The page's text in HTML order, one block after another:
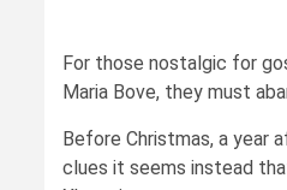
For those nostalgic for
Maria Bove, they must
Before Christmas, a year
clues it seems instead